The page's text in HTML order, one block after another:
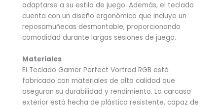
adaptarse a su estilo de juego. Además, el teclado
cuenta con un diseño ergonómico que incluye un
reposamuñecas desmontable, proporcionando
comodidad durante largas sesiones de juego.
Materiales
El Teclado Gamer Perfect Vortred RGB está
fabricado con materiales de alta calidad que
aseguran su durabilidad y rendimiento. La carcasa
exterior está hecha de plástico resistente, capaz de